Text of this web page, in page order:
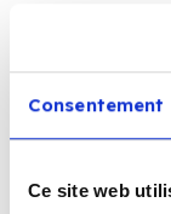
Consentement
Ce site web
Un
Corelap a